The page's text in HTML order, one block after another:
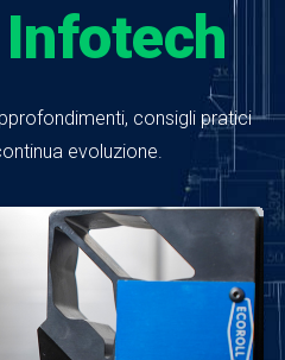
Infotech
consigli pratici
evoluzione.